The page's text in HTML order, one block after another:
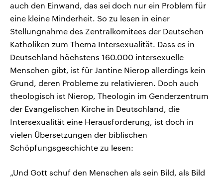
auch den Einwand, das sei doch nur ein Problem für
eine kleine Minderheit. So zu lesen in einer
Stellungnahme des Zentralkomitees der Deutschen
Katholiken zum Thema Intersexualität. Dass es in
Deutschland höchstens 160.000 intersexuelle
Menschen gibt, ist für Jantine Nierop allerdings kein
Grund, deren Probleme zu relativieren. Doch auch
theologisch ist Nierop, Theologin im Genderzentrum
der Evangelischen Kirche in Deutschland, die
Intersexualität eine Herausforderung, ist doch in
vielen Übersetzungen der biblischen
Schöpfungsgeschichte zu lesen:
„Und Gott schuf den Menschen als sein Bild, als Bild